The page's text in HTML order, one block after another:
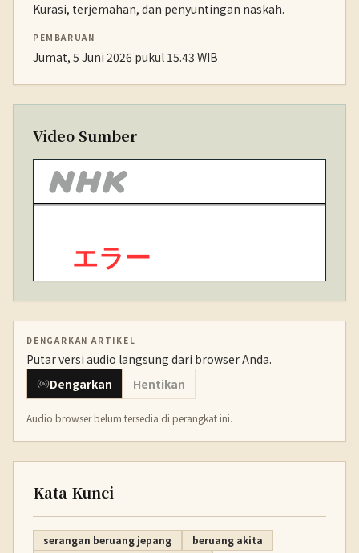
Kurasi, terjemahan, dan penyuntingan naskah.
PEMBARUAN
Jumat, 5 Juni 2026 pukul 15.43 WIB
Video Sumber
DENGARKAN ARTIKEL
Putar versi audio langsung dari browser Anda.
Dengarkan
Hentikan
Audio browser belum tersedia di perangkat ini.
Kata Kunci
serangan beruang jepang beruang akita